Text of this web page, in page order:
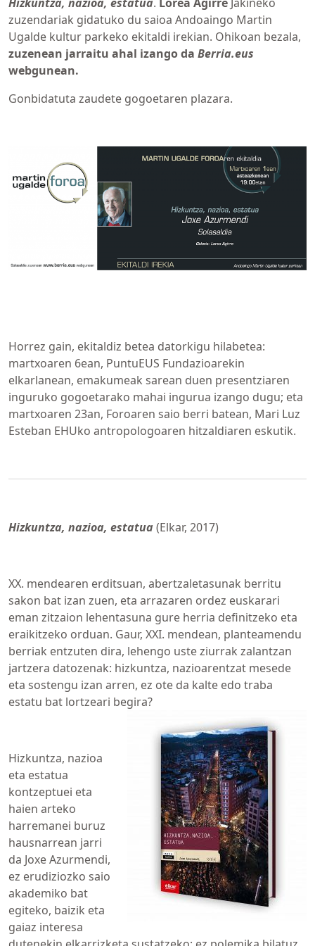
zuzendariak gidatuko du saioa Andoaingo Martin
Ugalde kultur parkeko ekitaldi irekian. Ohikoan bezala,
zuzenean jarraitu ahal izango da Berria.eus
webgunean.
Gonbidatuta zaudete gogoetaren plazara.
Horrez gain, ekitaldiz betea datorkigu hilabetea:
martxoaren 6ean, PuntuEUS Fundazioarekin
elkarlanean, emakumeak sarean duen presentziaren
inguruko gogoetarako mahai ingurua izango dugu; eta
martxoaren 23an, Foroaren saio berri batean, Mari Luz
Esteban EHUko antropologoaren hitzaldiaren eskutik.
Hizkuntza, nazioa, estatua (Elkar, 2017)
XX. mendearen erditsuan, abertzaletasunak berritu
sakon bat izan zuen, eta arrazaren ordez euskarari
eman zitzaion lehentasuna gure herria definitzeko eta
eraikitzeko orduan. Gaur, XXI. mendean, planteamendu
berriak entzuten dira, lehengo uste ziurrak zalantzan
jartzera datozenak: hizkuntza, nazioarentzat mesede
eta sostengu izan arren, ez ote da kalte edo traba
estatu bat lortzeari begira?
Hizkuntza, nazioa
eta estatua
kontzeptuei eta
haien arteko
harremanei buruz
hausnarrean jarri
da Joxe Azurmendi,
ez erudiziozko saio
akademiko bat
egiteko, baizik eta
gaiaz interesa